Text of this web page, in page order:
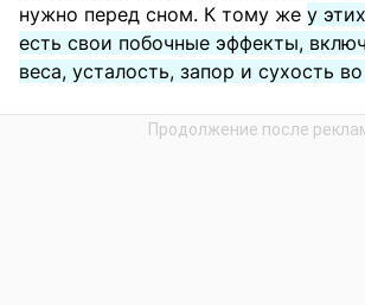
нужно перед сном. К тому же у
есть свои побочные эффекты,
веса, усталость, запор и сухость